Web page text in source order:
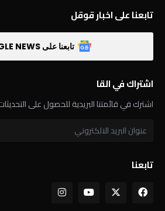
تابعنا على اخبار قوقل
تابعنا على GOOGLE NEWS
اشتراك في القا
اشترك في قائمتنا البريدية للحصول على
تابعنا